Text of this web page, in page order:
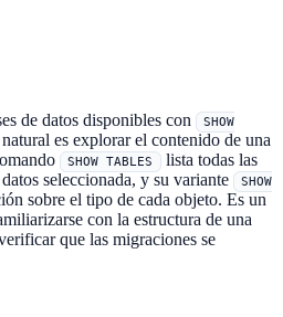
de datos disponibles con
SHOW
es explorar el contenido de una
SHOW TABLES
lista todas las
seleccionada, y su variante
SHOW
sobre el tipo de cada objeto. Es un
con la estructura de una
que las migraciones se